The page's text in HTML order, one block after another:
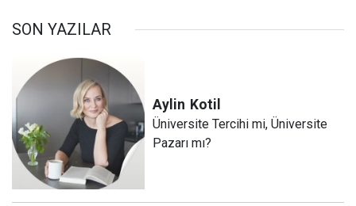
SON YAZILAR
Aylin Kotil
Üniversite Tercihi mi, Üniversite
Pazarı mı?